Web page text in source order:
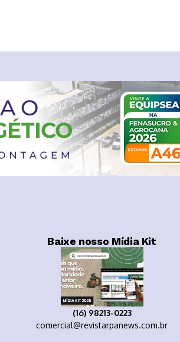
Baixe nosso Mídia Kit
(16) 98213-0223
comercial@revistarpanews.com.br